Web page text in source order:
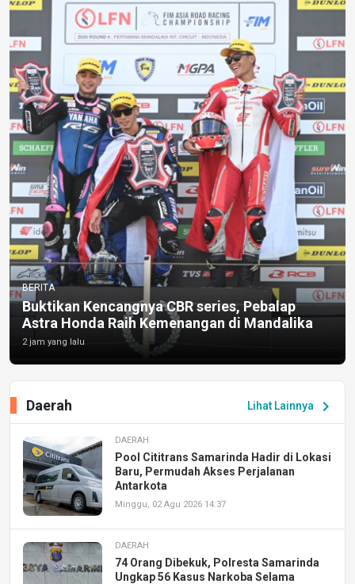
BERITA
Buktikan Kencangnya CBR series, Pebalap
Astra Honda Raih Kemenangan di Mandalika
2 jam yang lalu
Lihat Lainnya chevron_right
Daerah
DAERAH
Pool Cititrans Samarinda Hadir di Lokasi
Baru, Permudah Akses Perjalanan
Antarkota
Minggu, 02 Agu 2026 14:37
DAERAH
74 Orang Dibekuk, Polresta Samarinda
Ungkap 56 Kasus Narkoba Selama